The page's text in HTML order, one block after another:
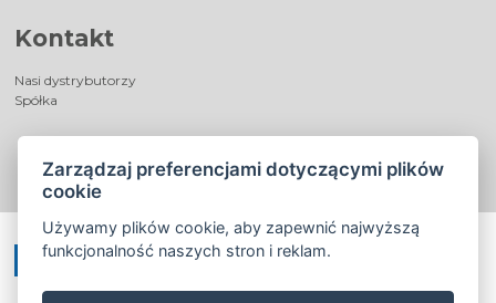
Kontakt
Nasi dystrybutorzy
Spółka
Zarządzaj preferencjami dotyczącymi plików
cookie
Używamy plików cookie, aby zapewnić najwyższą
funkcjonalność naszych stron i reklam.